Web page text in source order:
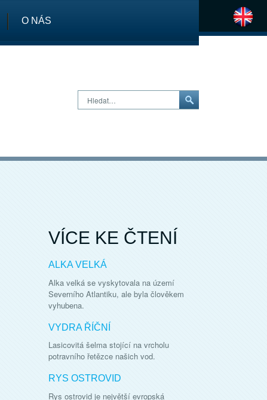
O NÁS
Hledat…
VÍCE KE ČTENÍ
ALKA VELKÁ
Alka velká se vyskytovala na území
Severního Atlantiku, ale byla člověkem
vyhubena.
VYDRA ŘÍČNÍ
Lasicovitá šelma stojící na vrcholu
potravního řetězce našich vod.
RYS OSTROVID
Rys ostrovid je největší evropská